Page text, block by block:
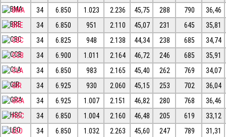
BMA
34 6.850 1.023 2.236 45,75 288 790
36,46
BRE
34 6.850 951 2.110 45,07 231 645
35,81
CBC
34 6.825 948 2.138 44,34 238 685
34,74
CCB
34 6.900 1.011 2.164 46,72 246 685
35,91
CLA
34 6.850 983 2.165 45,40 262 769
34,07
GIR
34 6.925 930 2.060 45,15 253 702
36,04
GRA
34 6.925 1.007 2.151 46,82 280 768
36,46
HSC
34 6.850 1.004 2.160 46,48 205 619
33,12
LEO
34 6.850 1.032 2.263 45,60 247 789
31,31